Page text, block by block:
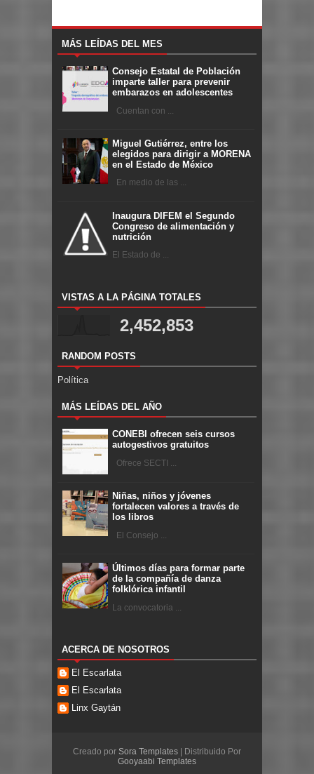
MÁS LEÍDAS DEL MES
Consejo Estatal de Población
imparte taller para prevenir
embarazos en adolescentes
Cuentan con ...
Miguel Gutiérrez, entre los
elegidos para dirigir a MORENA
en el Estado de México
En medio de las ...
Inaugura DIFEM el Segundo
Congreso de alimentación y
nutrición
El Estado de ...
VISTAS A LA PÁGINA TOTALES
2,452,853
RANDOM POSTS
Política
MÁS LEÍDAS DEL AÑO
CONEBI ofrecen seis cursos
autogestivos gratuitos
Ofrece SECTI ...
Niñas, niños y jóvenes
fortalecen valores a través de
los libros
El Consejo ...
Últimos días para formar parte
de la compañía de danza
folklórica infantil
La convocatoria ...
ACERCA DE NOSOTROS
El Escarlata
El Escarlata
Linx Gaytán
Creado por Sora Templates | Distribuido Por
Gooyaabi Templates